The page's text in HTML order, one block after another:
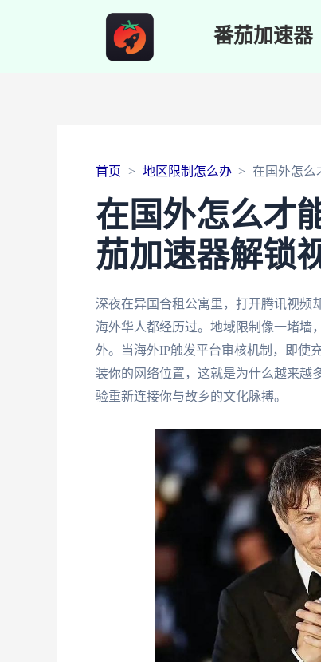
番茄加速器
首页 地区限制怎么办 在国外怎么
在国外怎么才
茄加速器解锁
深夜在异国合租公寓里，打开腾讯视频
海外华人都经历过。地域限制像一堵墙
外。当海外IP触发平台审核机制，即使
装你的网络位置，这就是为什么越来越
验重新连接你与故乡的文化脉搏。